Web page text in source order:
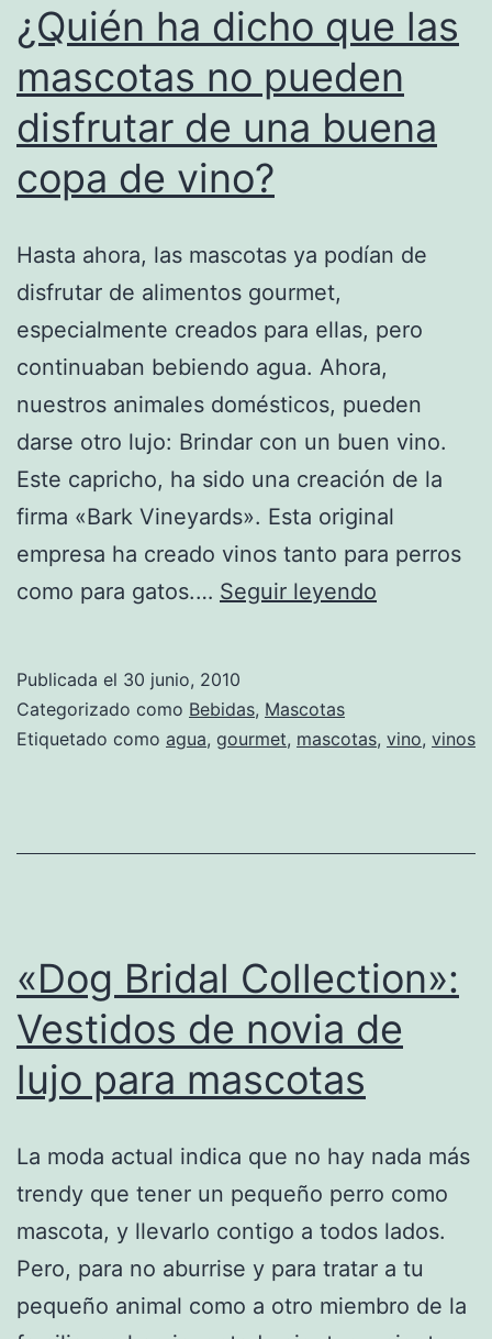
¿Quién ha dicho que las
mascotas no pueden
disfrutar de una buena
copa de vino?
Hasta ahora, las mascotas ya podían de
disfrutar de alimentos gourmet,
especialmente creados para ellas, pero
continuaban bebiendo agua. Ahora,
nuestros animales domésticos, pueden
darse otro lujo: Brindar con un buen vino.
Este capricho, ha sido una creación de la
firma «Bark Vineyards». Esta original
empresa ha creado vinos tanto para perros
como para gatos.… Seguir leyendo
las
pueden
una
buena
copa
Publicada el 30 junio, 2010
Categorizado como Bebidas, Mascotas
Etiquetado como agua, gourmet, mascotas, vino, vinos
«Dog Bridal Collection»:
Vestidos de novia de
lujo para mascotas
La moda actual indica que no hay nada más
trendy que tener un pequeño perro como
mascota, y llevarlo contigo a todos lados.
Pero, para no aburrise y para tratar a tu
pequeño animal como a otro miembro de la